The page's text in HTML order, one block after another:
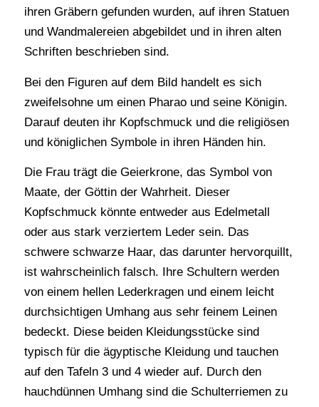
ihren Gräbern gefunden wurden, auf ihren Statuen
und Wandmalereien abgebildet und in ihren alten
Schriften beschrieben sind.
Bei den Figuren auf dem Bild handelt es sich
zweifelsohne um einen Pharao und seine Königin.
Darauf deuten ihr Kopfschmuck und die religiösen
und königlichen Symbole in ihren Händen hin.
Die Frau trägt die Geierkrone, das Symbol von
Maate, der Göttin der Wahrheit. Dieser
Kopfschmuck könnte entweder aus Edelmetall
oder aus stark verziertem Leder sein. Das
schwere schwarze Haar, das darunter hervorquillt,
ist wahrscheinlich falsch. Ihre Schultern werden
von einem hellen Lederkragen und einem leicht
durchsichtigen Umhang aus sehr feinem Leinen
bedeckt. Diese beiden Kleidungsstücke sind
typisch für die ägyptische Kleidung und tauchen
auf den Tafeln 3 und 4 wieder auf. Durch den
hauchdünnen Umhang sind die Schulterriemen zu